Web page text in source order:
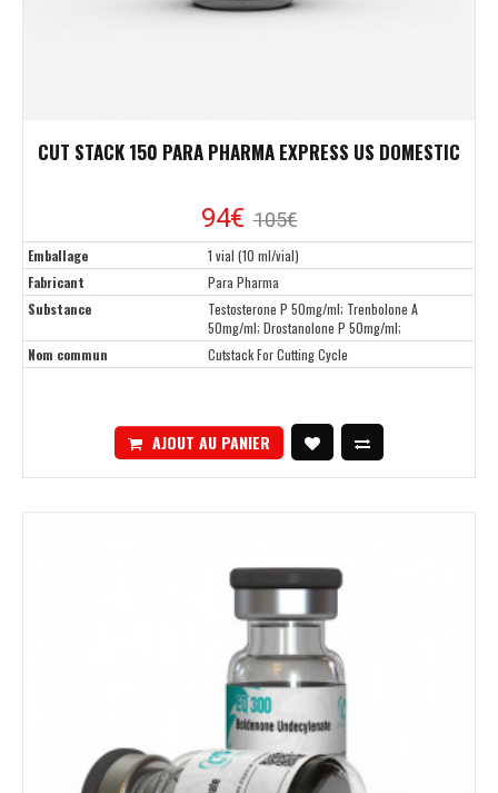
CUT STACK 150 PARA PHARMA EXPRESS US DOMESTIC
94€ 105€
Emballage
1 vial (10 ml/vial)
Fabricant
Para Pharma
Substance
Testosterone P 50mg/ml; Trenbolone A
50mg/ml; Drostanolone P 50mg/ml;
Nom commun
Cutstack For Cutting Cycle
AJOUT AU PANIER